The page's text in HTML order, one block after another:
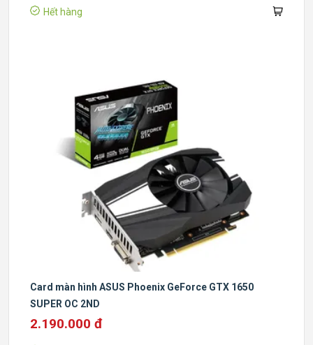
Hết hàng
Card màn hình ASUS Phoenix GeForce GTX 1650
SUPER OC 2ND
2.190.000 đ